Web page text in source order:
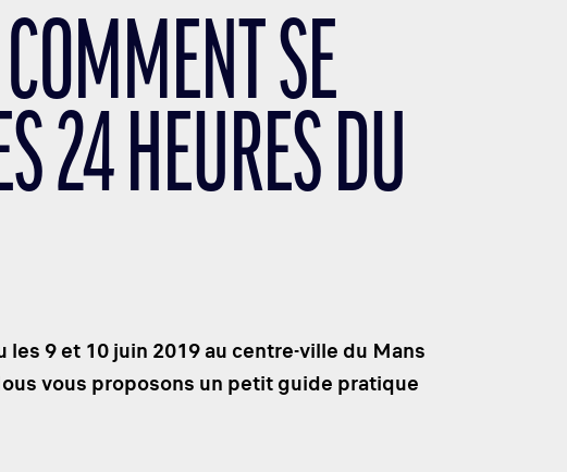
SE
24 HEURES DU
9 et 10 juin 2019 au centre-ville du Mans
vous proposons un petit guide pratique